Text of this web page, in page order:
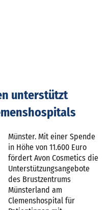
unterstützt
Münster. Mit einer Spende
in Höhe von 11.600 Euro
fördert Avon Cosmetics die
Unterstützungsangebote
des Brustzentrums
Münsterland am
Clemenshospital für